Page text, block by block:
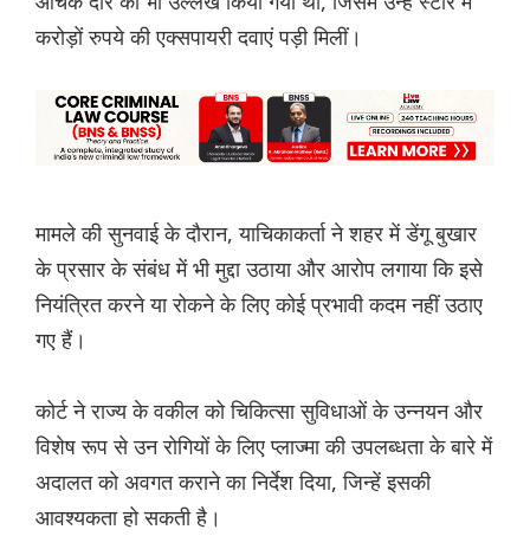
करोड़ों रुपये की एक्सपायरी दवाएं पड़ी मिलीं।
मामले की सुनवाई के दौरान, याचिकाकर्ता ने शहर में डेंगू बुखार
के प्रसार के संबंध में भी मुद्दा उठाया और आरोप लगाया कि इसे
नियंत्रित करने या रोकने के लिए कोई प्रभावी कदम नहीं उठाए
गए हैं।
कोर्ट ने राज्य के वकील को चिकित्सा सुविधाओं के उन्नयन और
विशेष रूप से उन रोगियों के लिए प्लाज्मा की उपलब्धता के बारे में
अदालत को अवगत कराने का निर्देश दिया, जिन्हें इसकी
आवश्यकता हो सकती है।